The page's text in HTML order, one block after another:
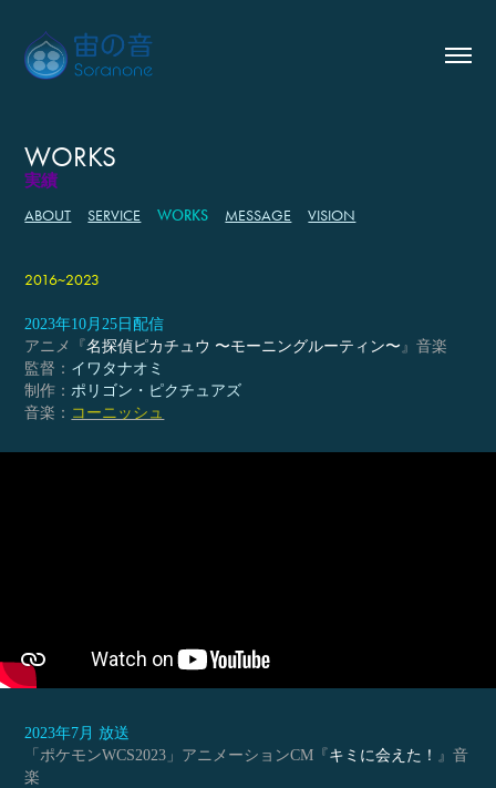
WORKS
実績
ABOUT SERVICE WORKS MESSAGE VISION
2016~2023
2023年10月25日配信
アニメ『名探偵ピカチュウ 〜モーニングルーティン〜 』音楽
監督： イワタナオミ
制作：ポリゴン・ピクチュアズ
音楽： コーニッシュ
2023年7月 放送
「ポケモンWCS2023」アニメーションCM『 キミに会えた！ 』音
楽